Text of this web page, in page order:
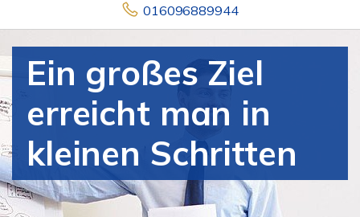
016096889944
Ein großes Ziel
erreicht man in
kleinen Schritten